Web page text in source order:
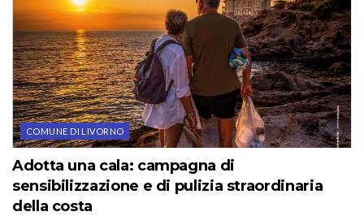
COMUNE DI LIVORNO
Adotta una cala: campagna di
sensibilizzazione e di pulizia straordinaria
della costa